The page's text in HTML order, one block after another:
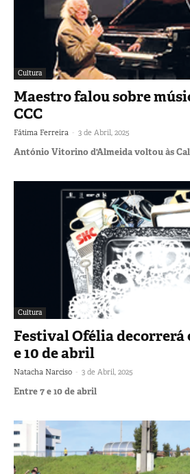
Cultura
Maestro falou sobre
CCC
Fátima Ferreira - 3 de Abril, 2025
António Vitorino d'Almeida voltou às
Cultura
Festival Ofélia decorrerá
e 10 de abril
Natacha Narciso - 3 de Abril, 2025
Entre 7 e 10 de abril